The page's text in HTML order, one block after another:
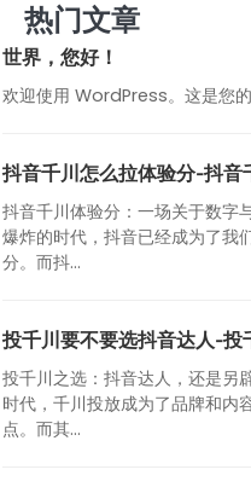
热门文章
世界，您好！
欢迎使用 WordPress。这是您
抖音千川怎么拉体验分-抖音
抖音千川体验分：一场关于数字
爆炸的时代，抖音已经成为了我
分。而抖...
投千川要不要选抖音达人-投
投千川之选：抖音达人，还是另
时代，千川投放成为了品牌和内
点。而其...